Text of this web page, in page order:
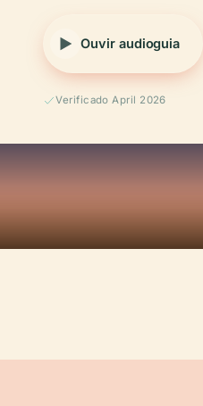
Ouvir audioguia
Verificado April 2026